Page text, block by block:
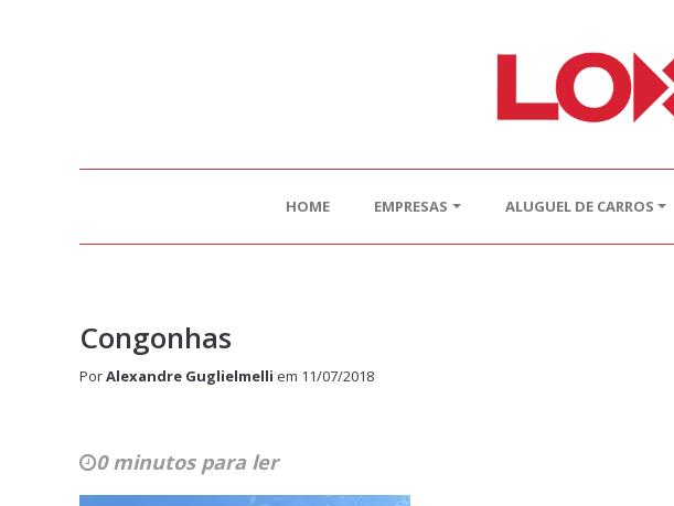
HOME EMPRESAS ALUGUEL DE CARROS
Congonhas
PorAlexandre Guglielmelli em 11/07/2018
0 minutos para ler